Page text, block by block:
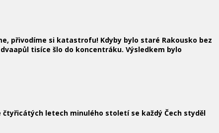
přivodíme si katastrofu! Kdyby bylo staré Rakousko bez
tisíce šlo do koncentráku. Výsledkem bylo
letech minulého století se každý Čech styděl